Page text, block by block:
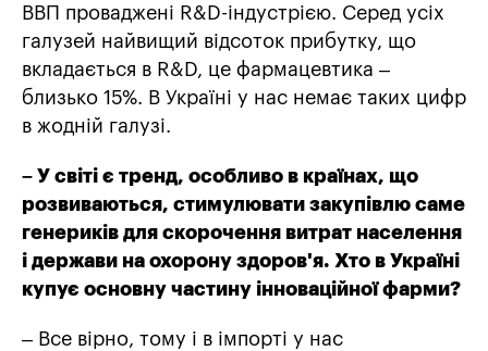
ВВП проваджені R&D-індустрією. Серед усіх
галузей найвищий відсоток прибутку, що
вкладається в R&D, це фармацевтика –
близько 15%. В Україні у нас немає таких цифр
в жодній галузі.
– У світі є тренд, особливо в країнах, що
розвиваються, стимулювати закупівлю саме
генериків для скорочення витрат населення
і держави на охорону здоров'я. Хто в Україні
купує основну частину інноваційної фарми?
– Все вірно, тому і в імпорті у нас